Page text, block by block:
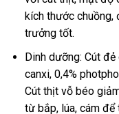
kích thước chuồng,
trưởng tốt.
Dinh dưỡng: Cút
canxi, 0,4%
Cút thịt vỗ béo
từ bắp, lúa, cám